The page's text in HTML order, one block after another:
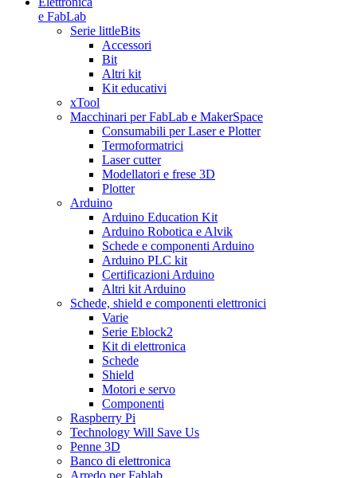
e FabLab
Serie littleBits
Accessori
Bit
Altri kit
Kit educativi
xTool
Macchinari per FabLab e MakerSpace
Consumabili per Laser e Plotter
Termoformatrici
Laser cutter
Modellatori e frese 3D
Plotter
Arduino
Arduino Education Kit
Arduino Robotica e Alvik
Schede e componenti Arduino
Arduino PLC kit
Certificazioni Arduino
Altri kit Arduino
Schede, shield e componenti elettronici
Varie
Serie Eblock2
Kit di elettronica
Schede
Shield
Motori e servo
Componenti
Raspberry Pi
Technology Will Save Us
Penne 3D
Banco di elettronica
Arredo per Fablab